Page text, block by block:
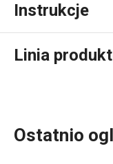
Instrukcje
Instrukcja i
Linia
Ostatnio